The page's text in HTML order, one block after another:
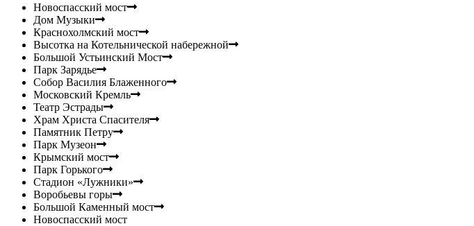
Новоспасский мост
Дом Музыки
Краснохолмский мост
Высотка на Котельнической набережной
Большой Устьинский Мост
Парк Зарядье
Собор Василия Блаженного
Московский Кремль
Театр Эстрады
Храм Христа Спасителя
Памятник Петру
Парк Музеон
Крымский мост
Парк Горького
Стадион «Лужники»
Воробьевы горы
Большой Каменный мост
Новоспасский мост